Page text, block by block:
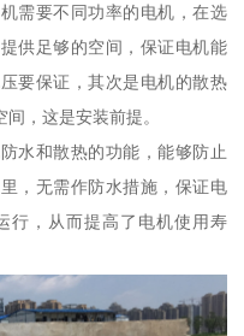
需要不同功率的电机，在选
供足够的空间，保证电机能
要保证，其次是电机的散热
，这是安装前提。
水和散热的功能，能够防止
，无需作防水措施，保证电
行，从而提高了电机使用寿